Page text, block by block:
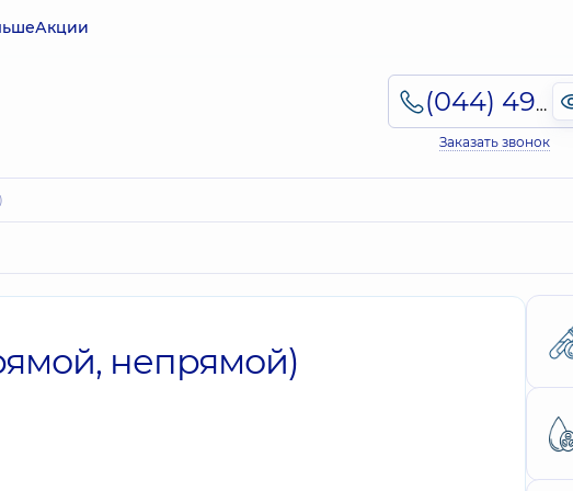
Акции
(044) 495-2-888
Заказать звонок
непрямой)